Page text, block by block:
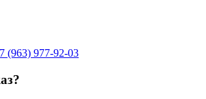
(963) 977-92-03